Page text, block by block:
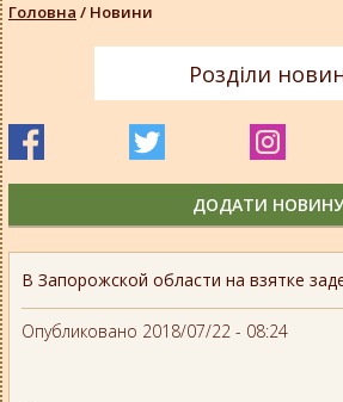
В Запорожской области на взятке
Опубликовано 2018/07/22 - 08:24
Головна / Новини
Розділи
ДОДАТИ НОВИНУ